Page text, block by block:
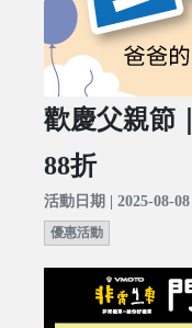
歡慶父親節
88折
活動日期 | 2025-08-
優惠活動